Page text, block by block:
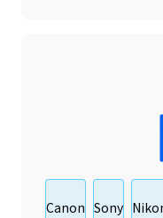
Canon Sony